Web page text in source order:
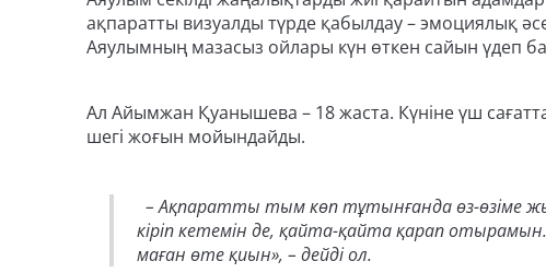
ақпаратты визуалды түрде қабылдау – эмоциялық
Аяулымның мазасыз ойлары күн өткен сайын үдеп
Ал Айымжан Қуанышева – 18 жаста. Күніне үш
шегі жоғын мойындайды.
– Ақпаратты тым көп тұтынғанда өз-өзіме
кіріп кетемін де, қайта-қайта қарап отырамын.
маған өте қиын», – дейді ол.